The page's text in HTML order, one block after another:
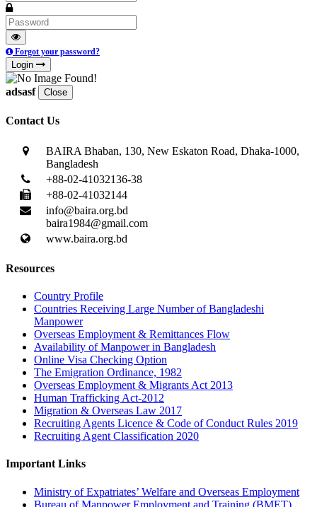
Forgot your password?
Login
adsasf Close
Contact Us
BAIRA Bhaban, 130, New Eskaton Road, Dhaka-1000,
Bangladesh
+88-02-41032136-38
+88-02-41032144
info@baira.org.bd
baira1984@gmail.com
www.baira.org.bd
Resources
Country Profile
Countries Receiving Large Number of Bangladeshi
Manpower
Overseas Employment & Remittances Flow
Availability of Manpower in Bangladesh
Online Visa Checking Option
The Emigration Ordinance, 1982
Overseas Employment & Migrants Act 2013
Human Trafficking Act-2012
Migration & Overseas Law 2017
Recruiting Agents Licence & Code of Conduct Rules 2019
Recruiting Agent Classification 2020
Important Links
Ministry of Expatriates’ Welfare and Overseas Employment
Bureau of Manpower Employment and Training (BMET)